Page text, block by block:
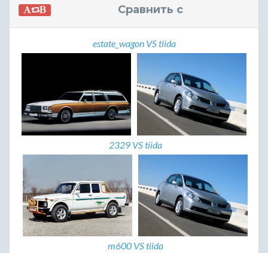
Сравнить с
estate_wagon VS tiida
2329 VS tiida
m600 VS tiida